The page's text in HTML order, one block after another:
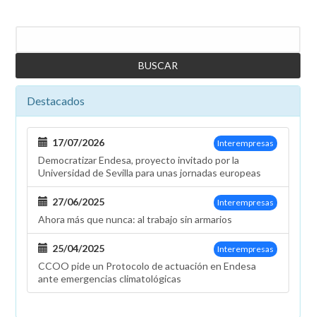
propuesta
gestión
Pool
Centros
de
Control
Destacados
Interempresas
17/07/2026
Democratizar Endesa, proyecto invitado por la
Universidad de Sevilla para unas jornadas europeas
Interempresas
27/06/2025
Ahora más que nunca: al trabajo sin armarios
Interempresas
25/04/2025
CCOO pide un Protocolo de actuación en Endesa
ante emergencias climatológicas